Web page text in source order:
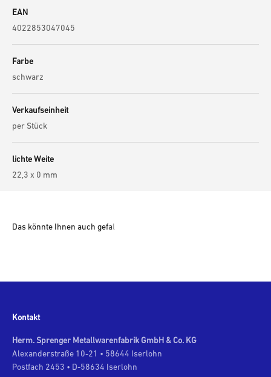
EAN
4022853047045
Farbe
schwarz
Verkaufseinheit
per Stück
lichte Weite
22,3 x 0 mm
Kontakt
Herm. Sprenger Metallwarenfabrik GmbH & Co. KG
Alexanderstraße 10-21 • 58644 Iserlohn
Postfach 2453 • D-58634 Iserlohn